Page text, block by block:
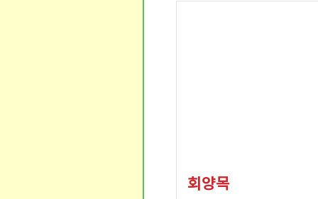
회양목